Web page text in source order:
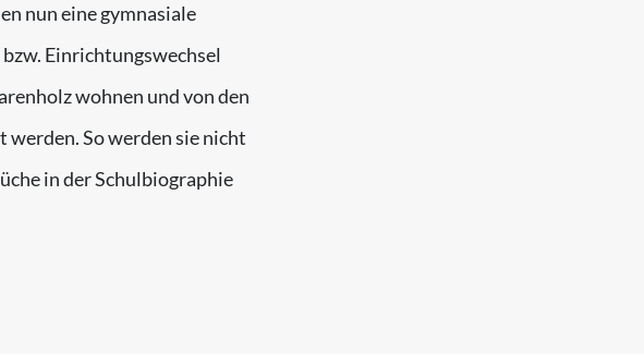
nun eine gymnasiale
Einrichtungswechsel
wohnen und von den
So werden sie nicht
in der Schulbiographie